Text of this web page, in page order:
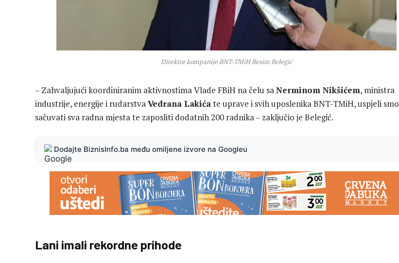
Direktor kompanije BNT-TMiH Besim Belegić
– Zahvaljujući koordiniranim aktivnostima Vlade FBiH na čelu sa Nerminom Nikšićem, ministra
industrije, energije i rudarstva Vedrana Lakićate uprave i svih uposlenika BNT-TMiH, uspjeli smo
sačuvati sva radna mjesta te zaposliti dodatnih 200 radnika – zaključio je Belegić.
Dodajte BiznisInfo.ba među omiljene izvore na Googleu
Lani imali rekordne prihode